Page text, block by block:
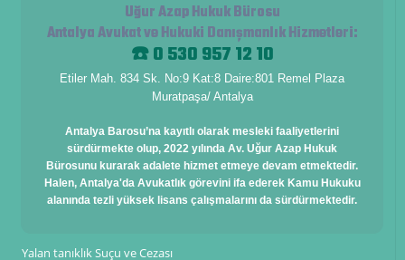
Uğur Azap Hukuk Bürosu
Antalya Avukat ve Hukuki Danışmanlık Hizmetleri:
☎️ 0 530 957 12 10
Etiler Mah. 834 Sk. No:9 Kat:8 Daire:801 Remel Plaza
Muratpaşa/ Antalya
Antalya Barosu’na kayıtlı olarak mesleki faaliyetlerini
sürdürmekte olup, 2022 yılında Av. Uğur Azap Hukuk
Bürosunu kurarak adalete hizmet etmeye devam etmektedir.
Halen, Antalya'da Avukatlık görevini ifa ederek Kamu Hukuku
alanında tezli yüksek lisans çalışmalarını da sürdürmektedir.
Yalan tanıklık Suçu ve Cezası